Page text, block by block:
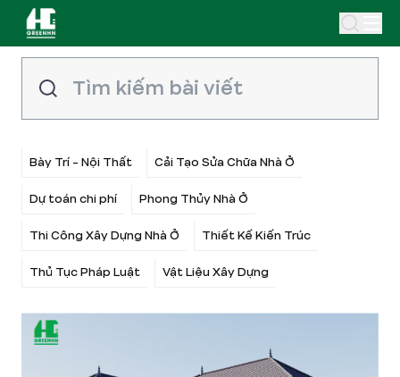
Bày Trí - Nội Thất Cải Tạo Sửa Chữa Nhà Ở
Dự toán chi phí Phong Thủy Nhà Ở
Thi Công Xây Dựng Nhà Ở Thiết Kế Kiến Trúc
Thủ Tục Pháp Luật Vật Liệu Xây Dựng